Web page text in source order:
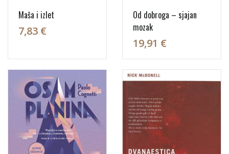
Maša i izlet
7,83 €
Od dobroga – sjajan
mozak
19,91 €